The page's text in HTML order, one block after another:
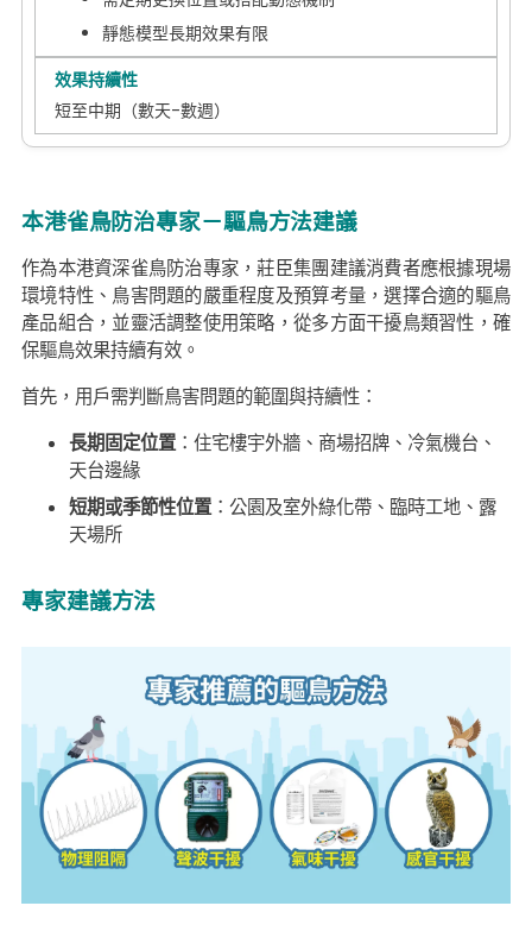
靜態模型長期效果有限
短至中期（數天-數週）
本港雀鳥防治專家－驅鳥方法建議
作為本港資深雀鳥防治專家，莊臣集團建議消費者應根據現場
環境特性、鳥害問題的嚴重程度及預算考量，選擇合適的驅鳥
產品組合，並靈活調整使用策略，從多方面干擾鳥類習性，確
保驅鳥效果持續有效。
首先，用戶需判斷鳥害問題的範圍與持續性：
長期固定位置：住宅樓宇外牆、商場招牌、冷氣機台、
天台邊緣
短期或季節性位置：公園及室外綠化帶、臨時工地、露
天場所
專家建議方法